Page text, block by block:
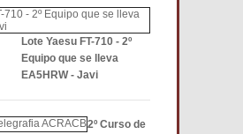
Lote Yaesu FT-710 - 2º
Equipo que se lleva
EA5HRW - Javi
2º Curso de